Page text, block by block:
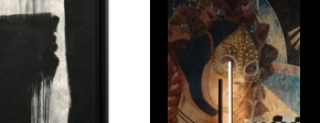
E versatil și totodată profund
Cream răsună ca tapet de lux,
finisaj artistic pentru pereți